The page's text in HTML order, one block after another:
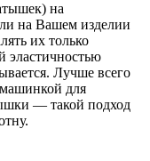
на
на Вашем изделии
их только
эластичностью
Лучше всего
для
— такой подход